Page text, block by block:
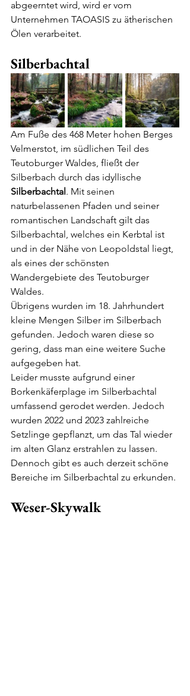
abgeerntet wird, wird er vom
Unternehmen TAOASIS zu ätherischen
Ölen verarbeitet.
Silberbachtal
Am Fuße des 468 Meter hohen Berges
Velmerstot, im südlichen Teil des
Teutoburger Waldes, fließt der
Silberbach durch das idyllische
Silberbachtal . Mit seinen
naturbelassenen Pfaden und seiner
romantischen Landschaft gilt das
Silberbachtal, welches ein Kerbtal ist
und in der Nähe von Leopoldstal liegt,
als eines der schönsten
Wandergebiete des Teutoburger
Waldes.
Übrigens wurden im 18. Jahrhundert
kleine Mengen Silber im Silberbach
gefunden. Jedoch waren diese so
gering, dass man eine weitere Suche
aufgegeben hat.
Leider musste aufgrund einer
Borkenkäferplage im Silberbachtal
umfassend gerodet werden. Jedoch
wurden 2022 und 2023 zahlreiche
Setzlinge gepflanzt, um das Tal wieder
im alten Glanz erstrahlen zu lassen.
Dennoch gibt es auch derzeit schöne
Bereiche im Silberbachtal zu erkunden.
Weser-Skywalk